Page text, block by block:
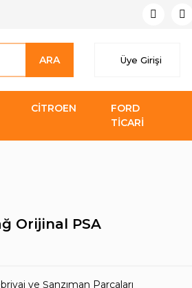
ARA Üye Girişi
CİTROEN
FORD
TİCARİ
Orijinal PSA
ve Şanzıman Parçaları